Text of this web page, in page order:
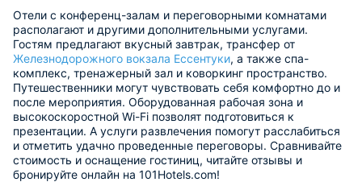
Отели с конференц-залам и переговорными комнатами
располагают и другими дополнительными услугами.
Гостям предлагают вкусный завтрак, трансфер от
Железнодорожного вокзала Ессентуки, а также спа-
комплекс, тренажерный зал и коворкинг пространство.
Путешественники могут чувствовать себя комфортно до и
после мероприятия. Оборудованная рабочая зона и
высокоскоростной Wi-Fi позволят подготовиться к
презентации. А услуги развлечения помогут расслабиться
и отметить удачно проведенные переговоры. Сравнивайте
стоимость и оснащение гостиниц, читайте отзывы и
бронируйте онлайн на 101Hotels.com!